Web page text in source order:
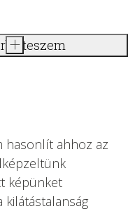
+ teszem
hasonlít ahhoz az
képünket
kilátástalanság